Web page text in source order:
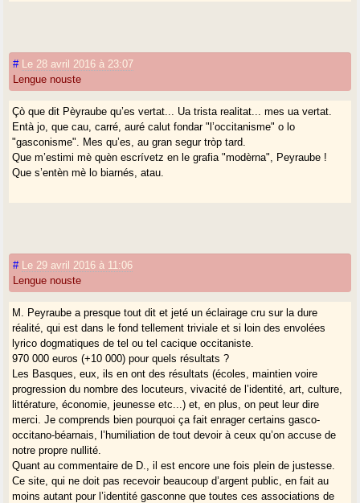
#
Le 28 avril 2016 à 23:07
Lengue nouste
Çò que dit Pèyraube qu’es vertat... Ua trista realitat... mes ua vertat.
Entà jo, que cau, carré, auré calut fondar "l’occitanisme" o lo
"gasconisme". Mes qu’es, au gran segur tròp tard.
Que m’estimi mè quèn escrívetz en le grafia "modèrna", Peyraube !
Que s’entèn mè lo biarnés, atau.
#
Le 29 avril 2016 à 11:06
Lengue nouste
M. Peyraube a presque tout dit et jeté un éclairage cru sur la dure
réalité, qui est dans le fond tellement triviale et si loin des envolées
lyrico dogmatiques de tel ou tel cacique occitaniste.
970 000 euros (+10 000) pour quels résultats ?
Les Basques, eux, ils en ont des résultats (écoles, maintien voire
progression du nombre des locuteurs, vivacité de l’identité, art, culture,
littérature, économie, jeunesse etc...) et, en plus, on peut leur dire
merci. Je comprends bien pourquoi ça fait enrager certains gasco-
occitano-béarnais, l’humiliation de tout devoir à ceux qu’on accuse de
notre propre nullité.
Quant au commentaire de D., il est encore une fois plein de justesse.
Ce site, qui ne doit pas recevoir beaucoup d’argent public, en fait au
moins autant pour l’identité gasconne que toutes ces associations de